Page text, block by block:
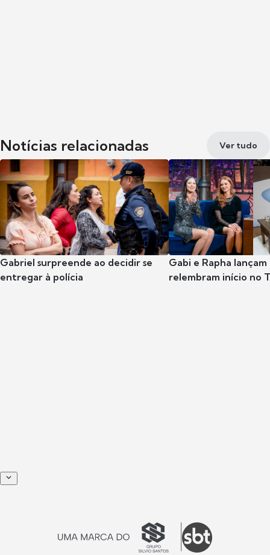
Notícias relacionadas Ver tudo
Gabriel surpreende ao decidir se
entregar à polícia
Gabi e Rapha
relembram início no